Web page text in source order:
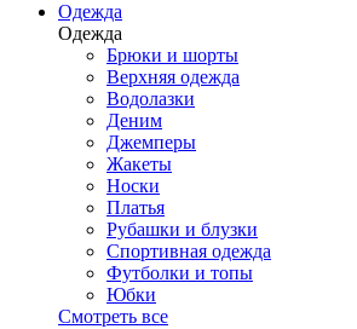
Одежда
Одежда
Брюки и шорты
Верхняя одежда
Водолазки
Деним
Джемперы
Жакеты
Носки
Платья
Рубашки и блузки
Спортивная одежда
Футболки и топы
Юбки
Смотреть все